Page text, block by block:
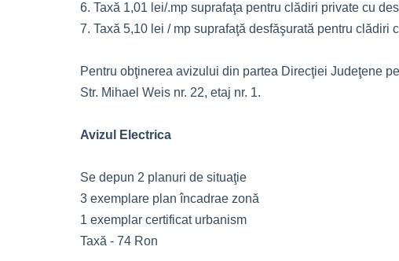
6. Taxă 1,01 lei/.mp suprafaţa pentru clădiri private cu
7. Taxă 5,10 lei / mp suprafaţă desfăşurată pentru clădiri
Pentru obţinerea avizului din partea Direcţiei Judeţene
Str. Mihael Weis nr. 22, etaj nr. 1.
Avizul Electrica
Se depun 2 planuri de situaţie
3 exemplare plan încadrae zonă
1 exemplar certificat urbanism
Taxă - 74 Ron